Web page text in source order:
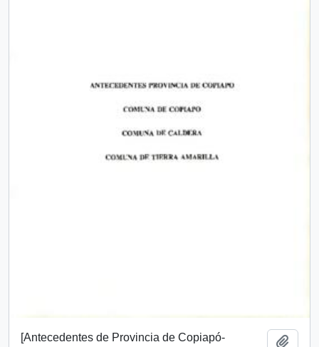
[Antecedentes de Provincia de Copiapó-